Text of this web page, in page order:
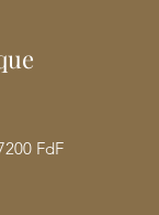
FdF